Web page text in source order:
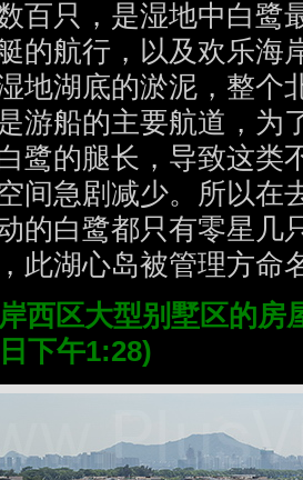
百只，是湿地中白鹭
的航行，以及欢乐海
地湖底的淤泥，整个
游船的主要航道，为
鹭的腿长，导致这类
间急剧减少。所以在
的白鹭都只有零星几
此湖心岛被管理方命
西区大型别墅区的房
下午1:28)